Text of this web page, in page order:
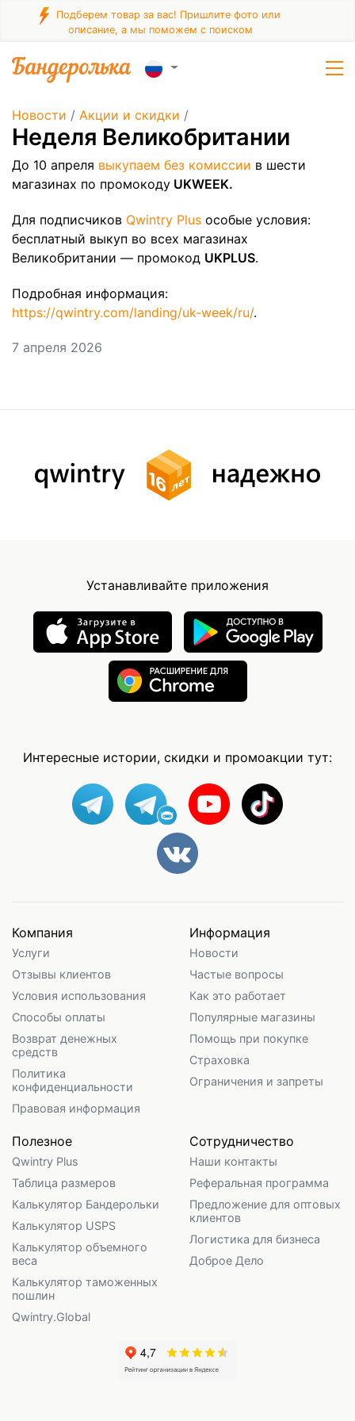
Подберем товар за вас! Пришлите фото или
описание, а мы поможем с поиском
Новости / Акции и скидки /
Неделя Великобритании
До 10 апреля выкупаем без комиссии в шести
магазинах по промокоду UKWEEK.
Для подписчиков Qwintry Plus особые условия:
бесплатный выкуп во всех магазинах
Великобритании — промокод UKPLUS.
Подробная информация:
https://qwintry.com/landing/uk-week/ru/.
7 апреля 2026
Устанавливайте приложения
Интересные истории, скидки и промоакции тут:
Компания
Услуги
Отзывы клиентов
Условия использования
Способы оплаты
Возврат денежных
средств
Политика
конфиденциальности
Правовая информация
Информация
Новости
Частые вопросы
Как это работает
Популярные магазины
Помощь при покупке
Страховка
Ограничения и запреты
Полезное
Qwintry Plus
Таблица размеров
Калькулятор Бандерольки
Калькулятор USPS
Калькулятор объемного
веса
Калькулятор таможенных
пошлин
Qwintry.Global
Сотрудничество
Наши контакты
Реферальная программа
Предложение для оптовых
клиентов
Логистика для бизнеса
Доброе Дело